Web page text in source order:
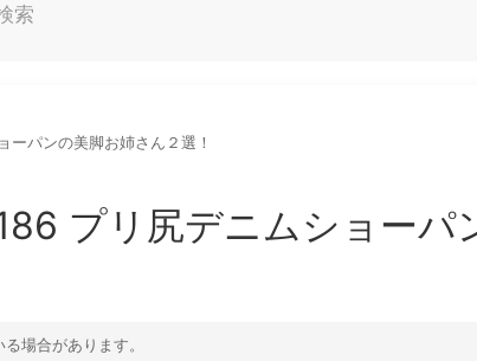
索
パンの美脚お姉さん２選！
プリ尻デニムショーパ
場合があります。